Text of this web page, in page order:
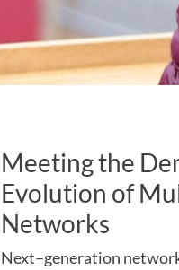
Meeting the
Evolution of
Networks
Next–generation